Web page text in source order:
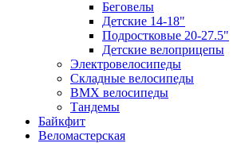
Беговелы
Детские 14-18"
Подростковые 20-27.5"
Детские велоприцепы
Электровелосипеды
Складные велосипеды
BMX велосипеды
Тандемы
Байкфит
Веломастерская